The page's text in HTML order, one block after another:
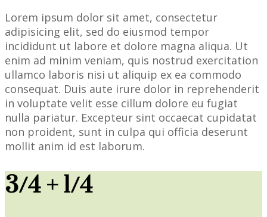
Lorem ipsum dolor sit amet, consectetur
adipisicing elit, sed do eiusmod tempor
incididunt ut labore et dolore magna aliqua. Ut
enim ad minim veniam, quis nostrud exercitation
ullamco laboris nisi ut aliquip ex ea commodo
consequat. Duis aute irure dolor in reprehenderit
in voluptate velit esse cillum dolore eu fugiat
nulla pariatur. Excepteur sint occaecat cupidatat
non proident, sunt in culpa qui officia deserunt
mollit anim id est laborum.
3/4 + 1/4